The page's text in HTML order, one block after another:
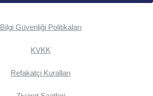
Bilgi Güvenliği Politikaları
KVKK
Refakatçi Kuralları